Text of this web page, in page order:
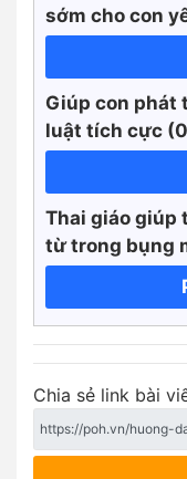
sớm cho con
Giúp con phát
luật tích cực
Thai giáo giúp
từ trong bụng
Chia sẻ link bài